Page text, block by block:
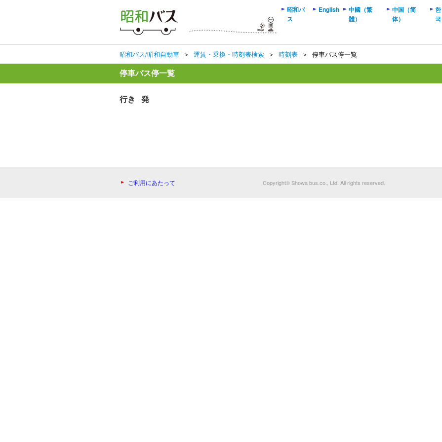
昭和バス/昭和自動車 ＞ 運賃・乗換・時刻表検索 ＞ 時刻表 ＞ 停車バス停一覧
停車バス停一覧
行き 発
昭和バ
ス
English
中國（繁
體）
中国（简
体）
한
국
ご利用にあたって Copyright© Showa bus.co., Ltd. All rights reserved.